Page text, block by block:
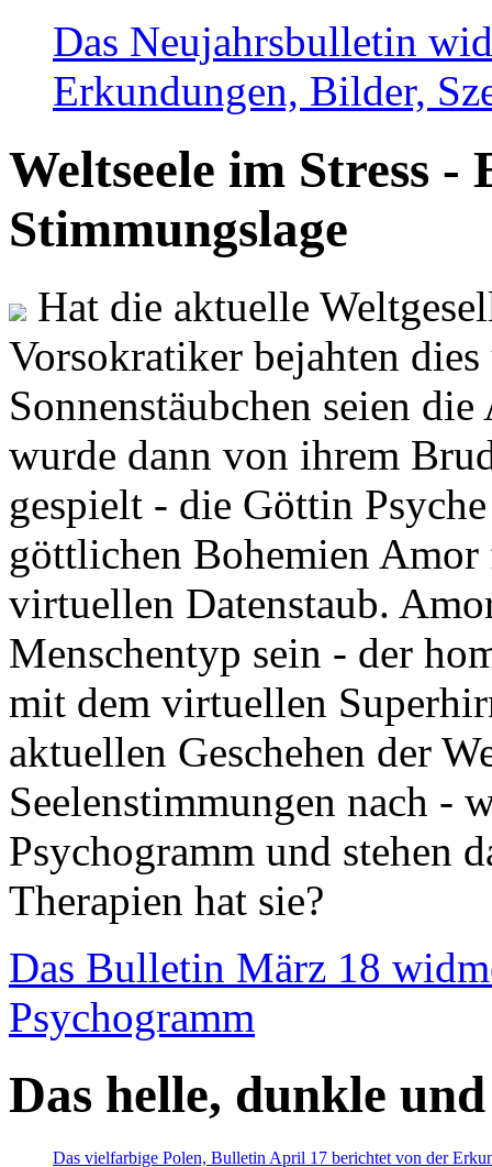
Das Neujahrsbulletin
Erkundungen, Bilder,
Weltseele im Stress -
Stimmungslage
Hat die aktuelle
Vorsokratiker bejahten
Sonnenstäubchen seien
wurde dann von ihrem
gespielt - die Göttin
göttlichen Bohemien
virtuellen Datenstaub.
Menschentyp sein - der
mit dem virtuellen
aktuellen Geschehen der
Seelenstimmungen nach -
Psychogramm und stehen
Therapien hat sie?
Das Bulletin März 18
Psychogramm
Das helle, dunkle
Das vielfarbige Polen, Bulletin April 17 berichtet von der